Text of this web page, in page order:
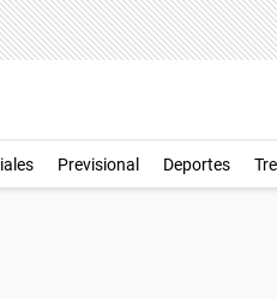
Previsional Deportes